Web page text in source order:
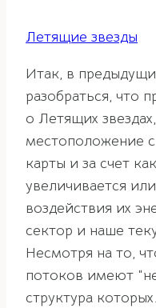
Летящие звезды
Итак, в
разобраться, что
о Летящих
местоположение
карты и за счет
увеличивается
воздействия их
сектор и наше
Несмотря на то,
потоков имеют
структура